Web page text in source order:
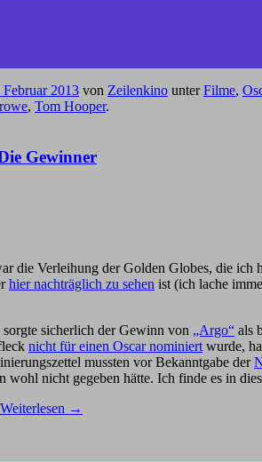
Februar 2013 von Zeilenkino unterFilme,
, Tom Hooper.
Gewinner
die Verleihung der Golden Globes, die
hier nachträglich zu sehen ist (ich lache
sicherlich der Gewinn von „Argo“ als
nicht für einen Oscar nominiert wurde,
mussten vor Bekanntgabe der
wohl nicht gegeben hätte. Ich finde es in
Weiterlesen →